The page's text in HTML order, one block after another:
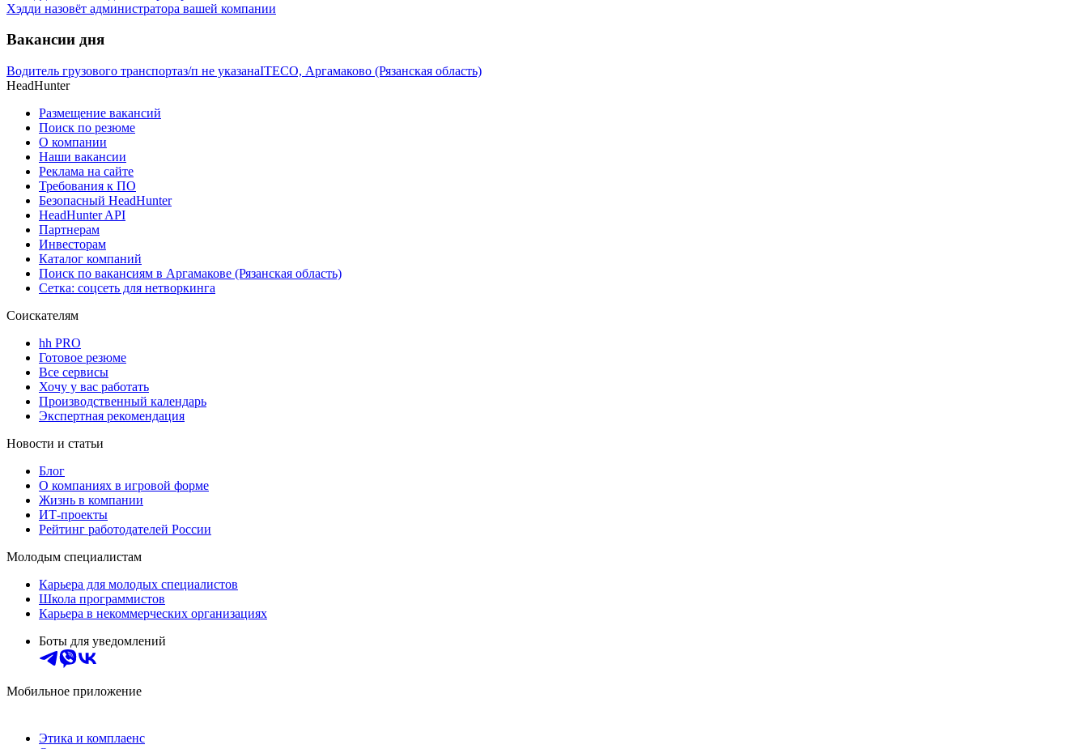
Хэдди назовёт администратора вашей компании
Вакансии дня
Водитель грузового транспортаз/п не указанаITECO, Аргамаково (Рязанская область)
HeadHunter
Размещение вакансий
Поиск по резюме
О компании
Наши вакансии
Реклама на сайте
Требования к ПО
Безопасный HeadHunter
HeadHunter API
Партнерам
Инвесторам
Каталог компаний
Поиск по вакансиям в Аргамакове (Рязанская область)
Сетка: соцсеть для нетворкинга
Соискателям
hh PRO
Готовое резюме
Все сервисы
Хочу у вас работать
Производственный календарь
Экспертная рекомендация
Новости и статьи
Блог
О компаниях в игровой форме
Жизнь в компании
ИТ-проекты
Рейтинг работодателей России
Молодым специалистам
Карьера для молодых специалистов
Школа программистов
Карьера в некоммерческих организациях
Боты для уведомлений
Мобильное приложение
Этика и комплаенс